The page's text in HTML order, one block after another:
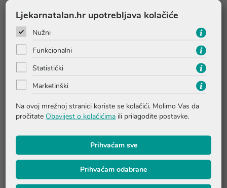
imunološkog sustava.
Bez glutena, mlijeka/mliječnih proizvoda, šećera, umjetnih
boja, aroma i konzervansa. Pogodno i za
vegetarijance/vegane.
vitamini-proizvod-82/
Pitanja i odgovori
Ljekarnatalan.hr upotrebljava kolačiće
Nužni
Funkcionalni
Statistički
Marketinški
Na ovoj mrežnoj stranici koriste se kolačići. Molimo Vas da
pročitate Obavijest o kolačićima ili prilagodite postavke.
Prihvaćam sve
Prihvaćam odabrane